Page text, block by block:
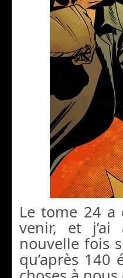
Le tome 24 a
venir, et j’ai
nouvelle fois
qu’après 140